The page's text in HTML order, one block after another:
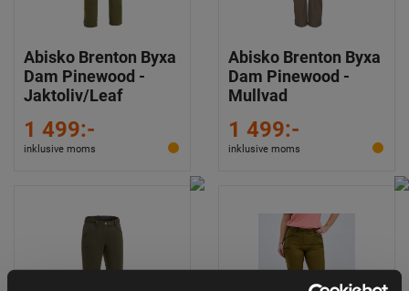
Abisko Brenton Byxa
Dam Pinewood -
Jaktoliv/Leaf
1 499:-
inklusive moms
Abisko Brenton Byxa
Dam Pinewood -
Mullvad
1 499:-
inklusive moms